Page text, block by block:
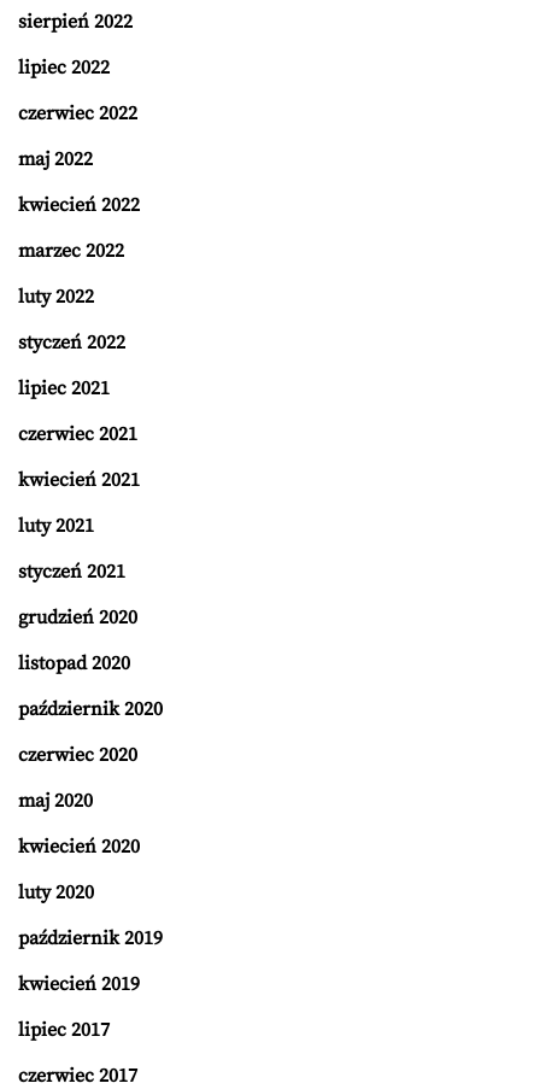
sierpień 2022
lipiec 2022
czerwiec 2022
maj 2022
kwiecień 2022
marzec 2022
luty 2022
styczeń 2022
lipiec 2021
czerwiec 2021
kwiecień 2021
luty 2021
styczeń 2021
grudzień 2020
listopad 2020
październik 2020
czerwiec 2020
maj 2020
kwiecień 2020
luty 2020
październik 2019
kwiecień 2019
lipiec 2017
czerwiec 2017